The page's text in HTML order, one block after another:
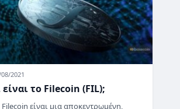
2021
είναι το Filecoin (FIL);
Filecoin είναι μια αποκεντρωμένη,